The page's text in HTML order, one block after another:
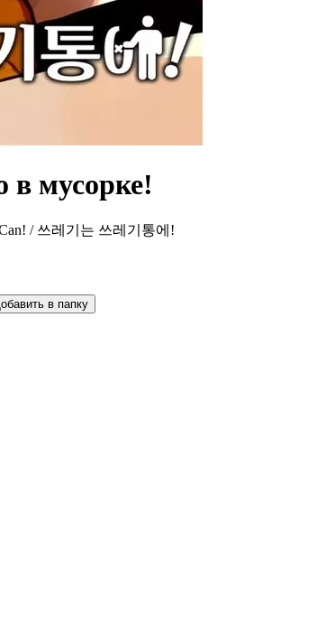
в мусорке!
Can! / 쓰레기는 쓰레기통에!
в папку